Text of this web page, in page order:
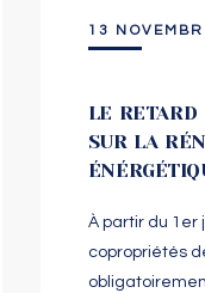
13
LE RETARD
SUR LA
À partir du 1er
copropriétés